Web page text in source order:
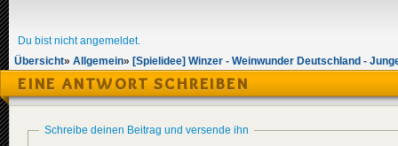
Du bist nicht angemeldet.
Übersicht» Allgemein» [Spielidee] Winzer - Weinwunder Deutschland -
EINE ANTWORT SCHREIBEN
Schreibe deinen Beitrag und versende ihn